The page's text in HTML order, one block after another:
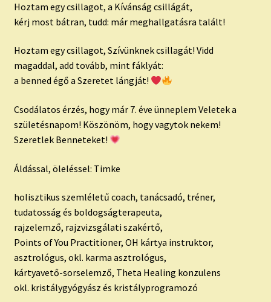
Hoztam egy csillagot, a Kívánság csillágát,
kérj most bátran, tudd: már meghallgatásra talált!
Hoztam egy csillagot, Szívünknek csillagát! Vidd
magaddal, add tovább, mint fáklyát:
a benned égő a Szeretet lángját!
Csodálatos érzés, hogy már 7. éve ünneplem Veletek a
születésnapom! Köszönöm, hogy vagytok nekem!
Szeretlek Benneteket!
Áldással, öleléssel: Timke
holisztikus szemléletű coach, tanácsadó, tréner,
tudatosság és boldogságterapeuta,
rajzelemző, rajzvizsgálati szakértő,
Points of You Practitioner, OH kártya instruktor,
asztrológus, okl. karma asztrológus,
kártyavető-sorselemző, Theta Healing konzulens
okl. kristálygyógyász és kristályprogramozó